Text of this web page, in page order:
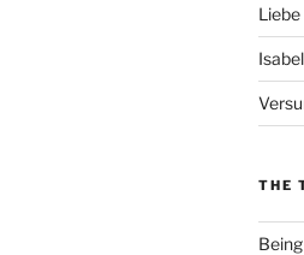
THE